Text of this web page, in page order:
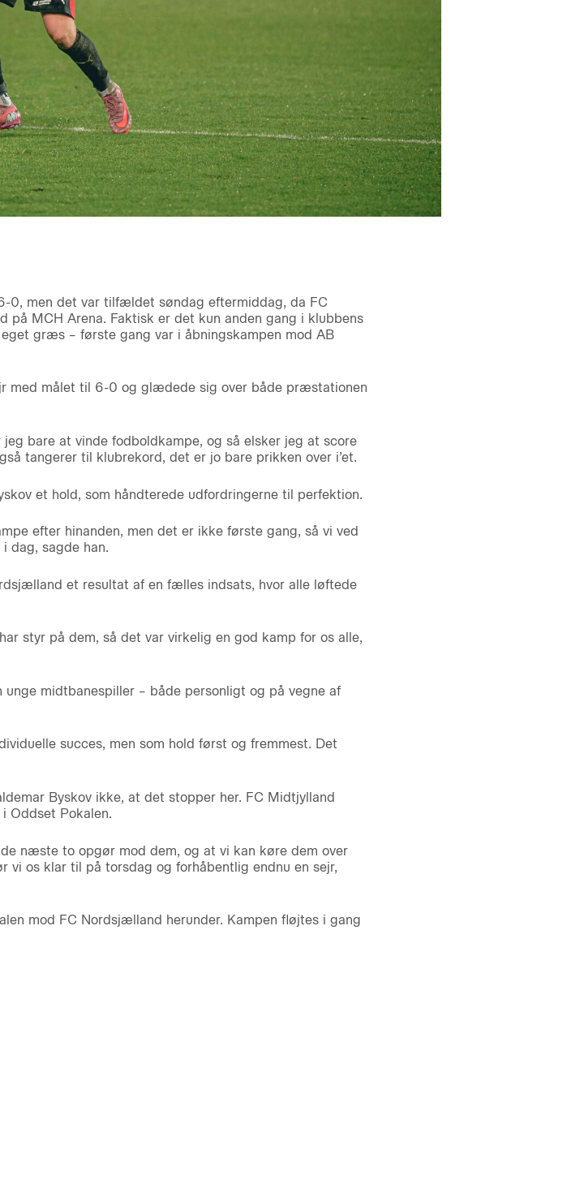
0, men det var tilfældet søndag eftermiddag, da FC
MCH Arena. Faktisk er det kun anden gang i klubbens
græs – første gang var i åbningskampen mod AB
med målet til 6-0 og glædede sig over både præstationen
bare at vinde fodboldkampe, og så elsker jeg at score
tangerer til klubrekord, det er jo bare prikken over i’et.
et hold, som håndterede udfordringerne til perfektion.
efter hinanden, men det er ikke første gang, så vi ved
dag, sagde han.
et resultat af en fælles indsats, hvor alle løftede
styr på dem, så det var virkelig en god kamp for os alle,
midtbanespiller – både personligt og på vegne af
succes, men som hold først og fremmest. Det
Byskov ikke, at det stopper her. FC Midtjylland
Oddset Pokalen.
næste to opgør mod dem, og at vi kan køre dem over
vi os klar til på torsdag og forhåbentlig endnu en sejr,
mod FC Nordsjælland herunder. Kampen fløjtes i gang